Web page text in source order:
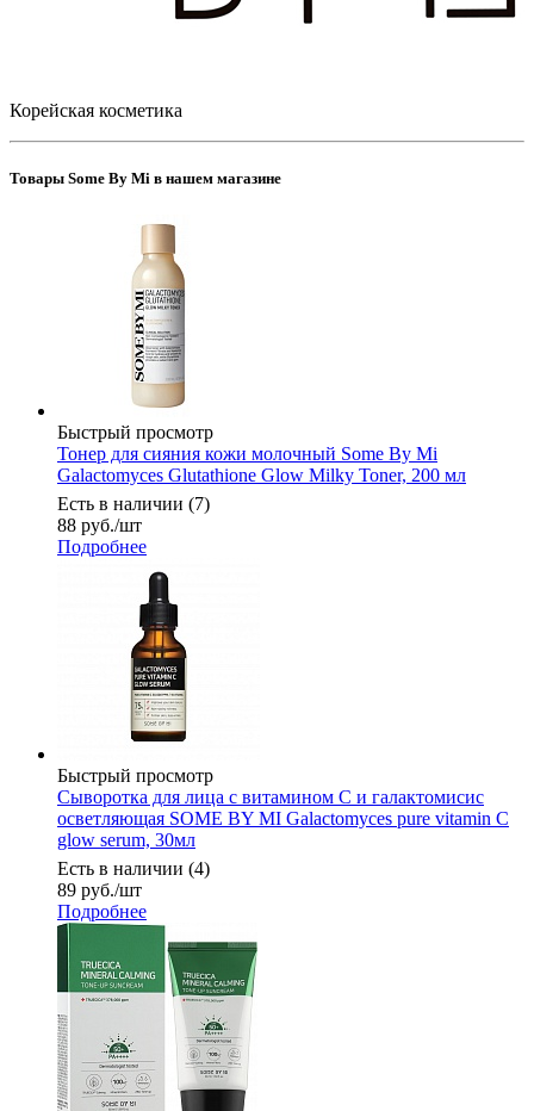
Корейская косметика
Товары Some By Mi в нашем магазине
Быстрый просмотр
Тонер для сияния кожи молочный Some By Mi
Galactomyces Glutathione Glow Milky Toner, 200 мл
Есть в наличии (7)
88 руб./шт
Подробнее
Быстрый просмотр
Сыворотка для лица с витамином С и галактомисис
осветляющая SOME BY MI Galactomyces pure vitamin C
glow serum, 30мл
Есть в наличии (4)
89 руб./шт
Подробнее